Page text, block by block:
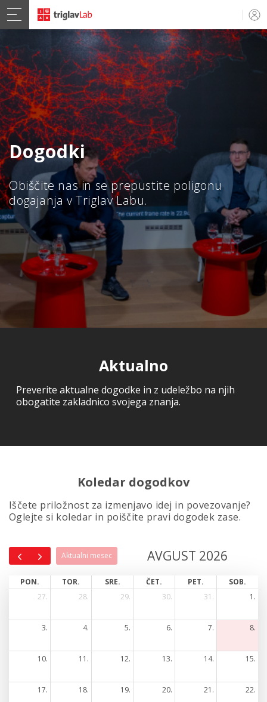
Dogodki
Obiščite nas in se prepustite poligonu
dogajanja v Triglav Labu.
Aktualno
Preverite aktualne dogodke in z udeležbo na njih
obogatite zakladnico svojega znanja.
Koledar dogodkov
Iščete priložnost za izmenjavo idej in povezovanje?
Oglejte si koledar in poiščite pravi dogodek zase.
Aktualni mesec AVGUST 2026
PON. TOR. SRE. ČET. PET.
SOB.
27.
28. 29. 30. 31. 1.
3. 4. 5. 6. 7. 8.
10. 11. 12. 13. 14. 15.
17. 18. 19. 20. 21. 22.